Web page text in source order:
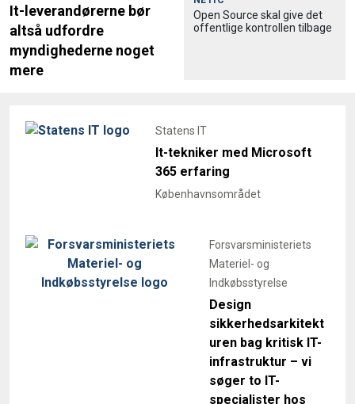
It-leverandørerne bør
altså udfordre
myndighederne noget
mere
Open Source skal give det
offentlige kontrollen tilbage
Statens IT
It-tekniker med Microsoft
365 erfaring
Københavnsområdet
Forsvarsministeriets
Materiel- og
Indkøbsstyrelse
Design
sikkerhedsarkitekt
uren bag kritisk IT-
infrastruktur – vi
søger to IT-
specialister hos